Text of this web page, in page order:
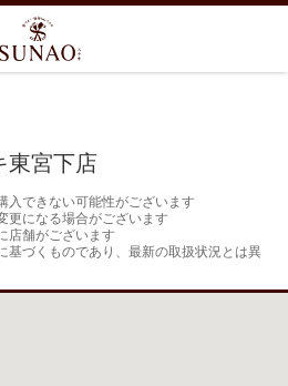
東宮下店
入できない可能性がございます
更になる場合がございます
店舗がございます
基づくものであり、最新の取扱状況とは異